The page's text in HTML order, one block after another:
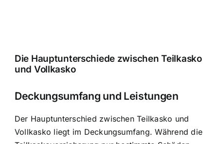
Die Hauptunterschiede zwischen Teilkasko
und Vollkasko
Deckungsumfang und Leistungen
Der Hauptunterschied zwischen Teilkasko und
Vollkasko liegt im Deckungsumfang. Während die